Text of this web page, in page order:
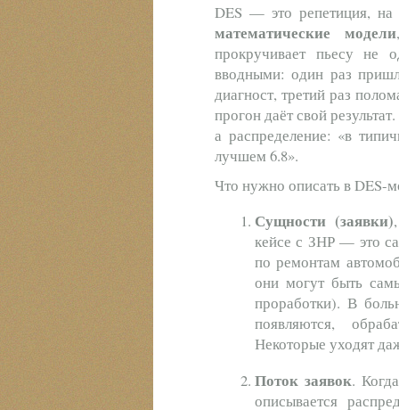
DES — это репетиция, на
математические модели
прокручивает пьесу не
вводными: один раз
диагност, третий раз
прогон даёт свой
а распределение: «в
лучшем 6.8».
Что нужно описать в DES-
Сущности (заявки)
кейсе с ЗНР — это
по ремонтам
они могут быть
проработки). В
появляются,
Некоторые уходят
Поток заявок.
описывается